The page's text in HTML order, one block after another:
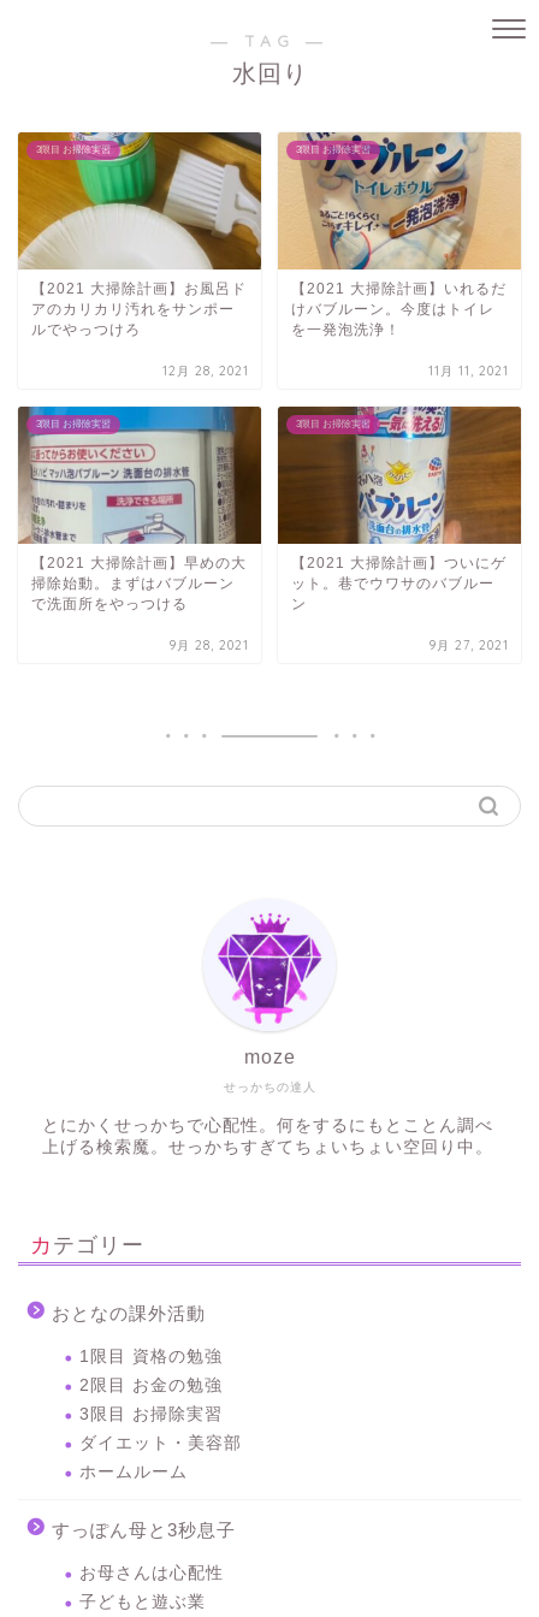
― TAG ―
水回り
3限目 お掃除実習
【2021 大掃除計画】お風呂ド
アのカリカリ汚れをサンポー
ルでやっつけろ
12月 28, 2021
3限目 お掃除実習
【2021 大掃除計画】いれるだ
けバブルーン。今度はトイレ
を一発泡洗浄！
11月 11, 2021
3限目 お掃除実習
【2021 大掃除計画】早めの大
掃除始動。まずはバブルーン
で洗面所をやっつける
9月 28, 2021
3限目 お掃除実習
【2021 大掃除計画】ついにゲ
ット。巷でウワサのバブルー
ン
9月 27, 2021
せっかちの達人
moze
とにかくせっかちで心配性。何をするにもとことん調べ
上げる検索魔。せっかちすぎてちょいちょい空回り中。
カテゴリー
おとなの課外活動
1限目 資格の勉強
2限目 お金の勉強
3限目 お掃除実習
ダイエット・美容部
ホームルーム
すっぽん母と3秒息子
お母さんは心配性
子どもと遊ぶ業